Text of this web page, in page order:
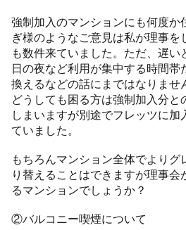
強制加入のマンションにも何度か
ぎ様のようなご意見は私が理事を
も数件来ていました。ただ、遅い
日の夜など利用が集中する時間帯
換えるなどの話にまではなりませ
どうしても困る方は強制加入分と
しまいますが別途でフレッツに加
ていました。
もちろんマンション全体でよりグ
り替えることはできますが理事会
るマンションでしょうか？
②バルコニー喫煙について